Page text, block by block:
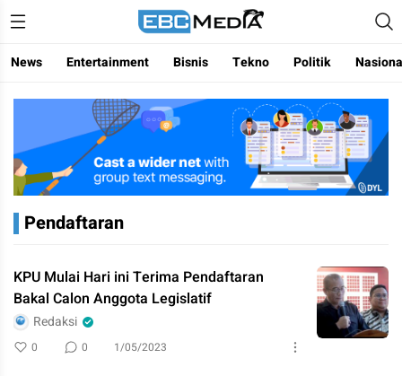
ebctvmedia
Menggapai Cakrawala Untuk Indonesia
News Entertainment Bisnis Tekno Politik
Pendaftaran
KPU Mulai Hari ini Terima Pendaftaran
Bakal Calon Anggota Legislatif
Redaksi
0 0 1/05/2023